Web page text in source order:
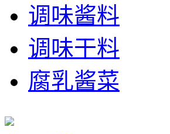
调味酱料
调味干料
腐乳酱菜